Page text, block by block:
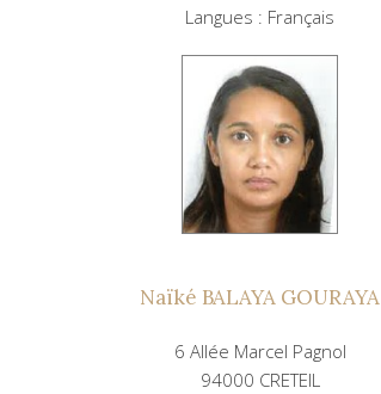
Langues : Français
Naïké BALAYA GOURAYA
6 Allée Marcel Pagnol
94000 CRETEIL